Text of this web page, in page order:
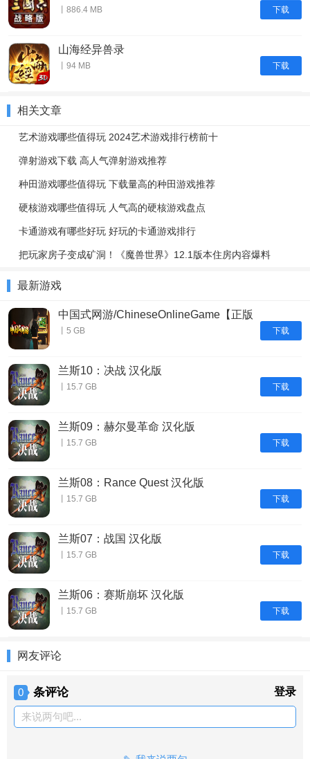
下载
丨886.4 MB
下载
山海经异兽录
丨94 MB
相关文章
艺术游戏哪些值得玩 2024艺术游戏排行榜前十
弹射游戏下载 高人气弹射游戏推荐
种田游戏哪些值得玩 下载量高的种田游戏推荐
硬核游戏哪些值得玩 人气高的硬核游戏盘点
卡通游戏有哪些好玩 好玩的卡通游戏排行
把玩家房子变成矿洞！《魔兽世界》12.1版本住房内容爆料
最新游戏
下载
中国式网游/ChineseOnlineGame【正版
账号】
丨5 GB
下载
兰斯10：决战 汉化版
丨15.7 GB
下载
兰斯09：赫尔曼革命 汉化版
丨15.7 GB
下载
兰斯08：Rance Quest 汉化版
丨15.7 GB
下载
兰斯07：战国 汉化版
丨15.7 GB
下载
兰斯06：赛斯崩坏 汉化版
丨15.7 GB
网友评论
0 条评论 登录
来说两句吧...